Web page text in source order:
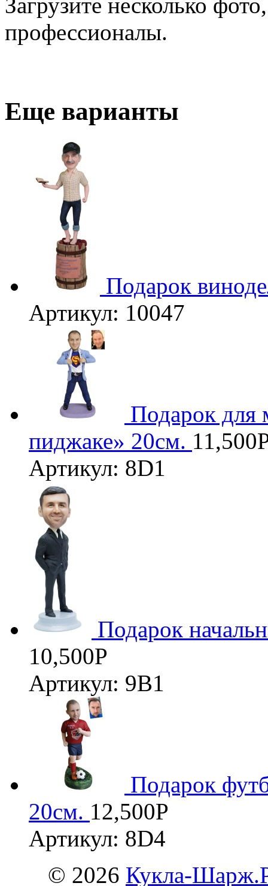
профессионалы.
Еще варианты
Подарок
Артикул: 10047
Подарок
пиджаке» 20см. 11,500
Артикул: 8D1
Подарок
10,500Р
Артикул: 9В1
Подарок
20см. 12,500Р
Артикул: 8D4
© 2026 Кукла-